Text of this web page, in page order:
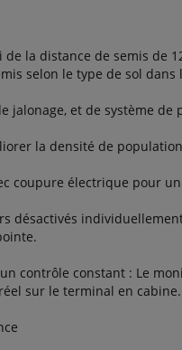
la distance de semis de
selon le type de sol
jalonage, et de système de
la densité de
coupure électrique pour
désactivés
contrôle constant : Le
sur le terminal en cabine.